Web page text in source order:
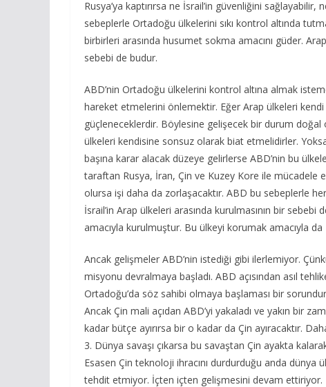
Rusya’ya kaptırırsa ne İsrail’in güvenliğini
sebeplerle Ortadoğu ülkelerini sıkı kontrol altında
birbirleri arasında husumet sokma amacını güder.
sebebi de budur.
ABD’nin Ortadoğu ülkelerini kontrol altına almak
hareket etmelerini önlemektir. Eğer Arap ülkeleri
güçleneceklerdir. Böylesine gelişecek bir durum doğal
ülkeleri kendisine sonsuz olarak biat etmelidirler.
başına karar alacak düzeye gelirlerse ABD’nin bu
taraftan Rusya, İran, Çin ve Kuzey Kore ile mücadele
olursa işi daha da zorlaşacaktır. ABD bu sebeplerle
İsrail’in Arap ülkeleri arasında kurulmasının bir
amacıyla kurulmuştur. Bu ülkeyi korumak amacıyla
Ancak gelişmeler ABD’nin istediği gibi ilerlemiyor.
misyonu devralmaya başladı. ABD açısından asıl
Ortadoğu’da söz sahibi olmaya başlaması bir
Ancak Çin mali açıdan ABD’yi yakaladı ve yakın bir
kadar bütçe ayırırsa bir o kadar da Çin ayıracaktır.
3. Dünya savaşı çıkarsa bu savaştan Çin ayakta
Esasen Çin teknoloji ihracını durdurduğu anda dünya
tehdit etmiyor. İçten içten gelişmesini devam ettiriyor.